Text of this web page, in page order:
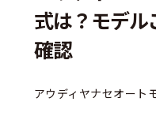
式は？モデル
確認
アウディヤナセオート